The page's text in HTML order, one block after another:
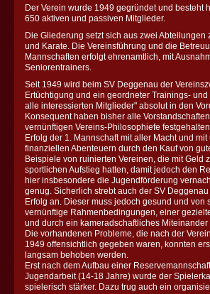
Der Verein wurde 1949 gegründet und besteht
650 aktiven und passiven Mitglieder.
Die Gliederung setzt sich aus zwei Abteilungen
und Karate. Die Vereinsführung und die
Mannschaften erfolgt ehrenamtlich, mit
Seniorentrainers.
Seit 1949 wird beim SV Deggenau der
Ertüchtigung und ein geordneter Trainings-
alle interessierten Mitglieder" absolut in den
Konsequent haben bisher alle
vernünftigen Vereins-Philosophiefe
Erfolg der 1. Mannschaft mit aller Macht und
finanziellen Abenteuern durch den Kauf von
Beispiele von ruinierten Vereinen, die mit Geld
sportlichen Aufstieg hatten, damit jedoch den
hier insbesondere die Jugendförderung
genug. Sicherlich strebt auch der SV
Erfolg an. Dieser muss jedoch gesund und von
vernünftige Rahmenbedingungen, einer
und durch ein kameradschaftliches Miteinander
Die vorhandenen Probleme, die nach der
1949 offensichtlich gegeben waren, konnten
langsam behoben werden.
Erst nach dem Aufbau einer
Jugendarbeit (14-18 Jahre) wurde der
spielerisch stärker. Dazu trug auch ein